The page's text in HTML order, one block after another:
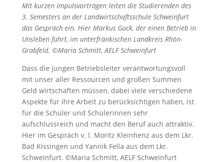
Mit kurzen Impulsvorträgen leiten die Studierenden des
3. Semesters an der Landwirtschaftsschule Schweinfurt
das Gespräch ein. Hier Markus Guck, der einen Betrieb in
Unsleben führt, im unterfränkischen Landkreis Rhön-
Grabfeld. ©Maria Schmitt, AELF Schweinfurt
Dass die jungen Betriebsleiter verantwortungsvoll
mit unser aller Ressourcen und großen Summen
Geld wirtschaften müssen, dabei viele verschiedene
Aspekte für ihre Arbeit zu berücksichtigen haben, ist
für die Schüler und Schülerinnen sehr
aufschlussreich und macht den Beruf auch attraktiv.
Hier im Gespräch v. l. Moritz Kleinhenz aus dem Lkr.
Bad Kissingen und Yannik Fella aus dem Lkr.
Schweinfurt. ©Maria Schmitt, AELF Schweinfurt